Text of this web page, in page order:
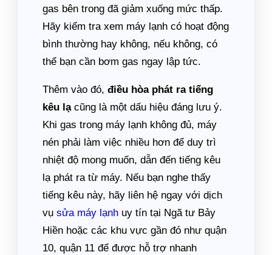
gas bên trong đã giảm xuống mức thấp.
Hãy kiểm tra xem máy lạnh có hoạt động
bình thường hay không, nếu không, có
thể bạn cần bơm gas ngay lập tức.
Thêm vào đó, điều hòa phát ra tiếng
kêu lạcũng là một dấu hiệu đáng lưu ý.
Khi gas trong máy lạnh không đủ, máy
nén phải làm việc nhiều hơn để duy trì
nhiệt độ mong muốn, dẫn đến tiếng kêu
lạ phát ra từ máy. Nếu bạn nghe thấy
tiếng kêu này, hãy liên hệ ngay với dịch
vụ sửa máy lạnh uy tín tại Ngã tư Bảy
Hiền hoặc các khu vực gần đó như quận
10, quận 11 để được hỗ trợ nhanh